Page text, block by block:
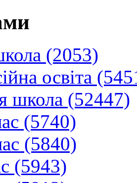
(2053)
освіта
школа (52447)
(5740)
(5840)
(5943)